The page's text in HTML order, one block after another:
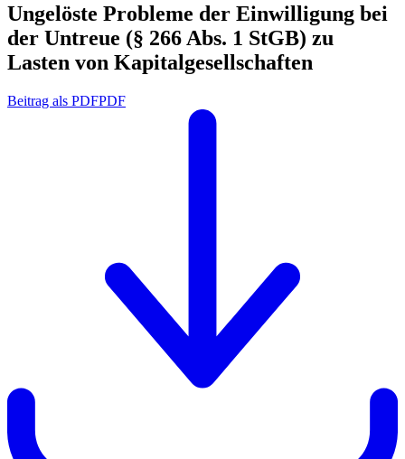
Ungelöste Probleme der Einwilligung bei
der Untreue (§ 266 Abs. 1 StGB) zu
Lasten von Kapitalgesellschaften
Beitrag als PDFPDF